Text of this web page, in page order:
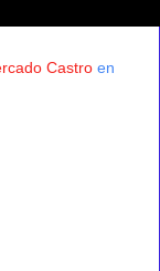
Castro en